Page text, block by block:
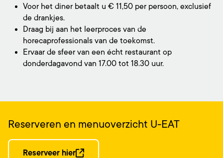
Voor het diner betaalt u € 11,50 per persoon, exclusief
de drankjes.
Draag bij aan het leerproces van de
horecaprofessionals van de toekomst.
Ervaar de sfeer van een écht restaurant op
donderdagavond van 17.00 tot 18.30 uur.
Reserveren en menuoverzicht U-EAT
Reserveer hier